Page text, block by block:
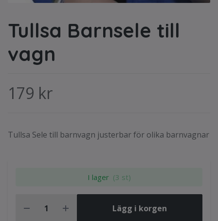
Tullsa Barnsele till
vagn
179 kr
Tullsa Sele till barnvagn justerbar för olika barnvagnar
I lager (3 st)
Lägg i korgen